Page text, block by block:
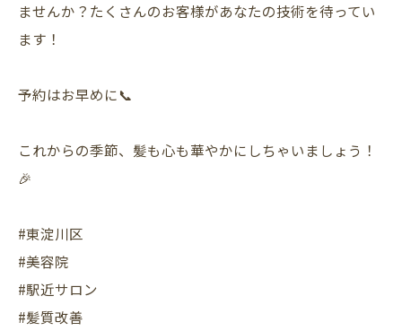
ませんか？たくさんのお客様があなたの技術を待ってい
ます！
予約はお早めに📞
これからの季節、髪も心も華やかにしちゃいましょう！
🎉
#東淀川区
#美容院
#駅近サロン
#髪質改善